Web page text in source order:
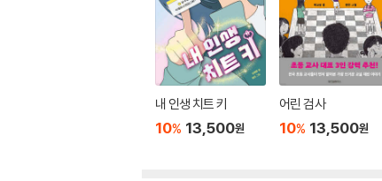
내 인생 치트 키
10% 13,500원
어린 검사
10% 13,500원